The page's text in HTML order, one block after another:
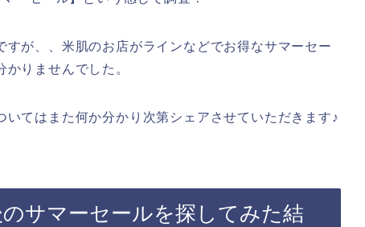
が、、米肌のお店がラインなどでお得なサマーセー
りませんでした。
てはまた何か分かり次第シェアさせていただきます♪
サマーセールを探してみた結